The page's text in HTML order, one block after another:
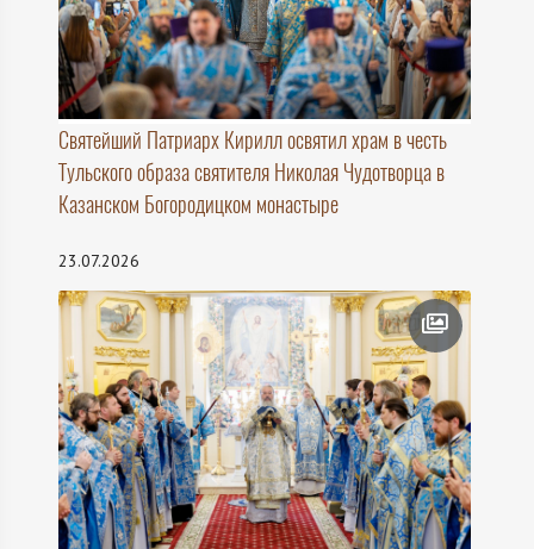
Святейший Патриарх Кирилл освятил храм в честь
Тульского образа святителя Николая Чудотворца в
Казанском Богородицком монастыре
23.07.2026